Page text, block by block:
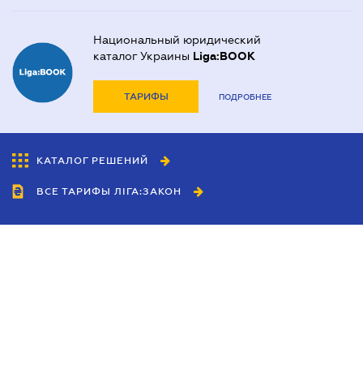
Национальный юридический
каталог Украины Liga:BOOK
ТАРИФЫ ПОДРОБНЕЕ
КАТАЛОГ РЕШЕНИЙ
ВСЕ ТАРИФЫ ЛІГА:ЗАКОН